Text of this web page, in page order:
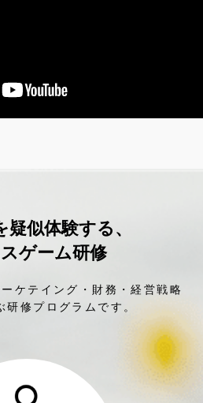
疑似体験する、
ゲーム研修
ケテイング・財務・経営戦略
研修プログラムです。